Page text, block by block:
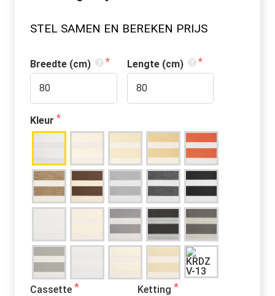
STEL SAMEN EN BEREKEN PRIJS
Breedte (cm) Lengte (cm)
Kleur
Cassette Ketting